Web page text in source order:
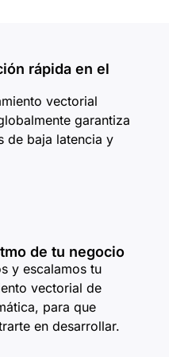
rápida en el
vectorial
garantiza
de baja latencia y
de tu negocio
y escalamos tu
vectorial de
para que
en desarrollar.